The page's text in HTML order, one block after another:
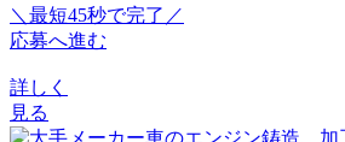
＼最短45秒で完了／
応募へ進む
詳しく
見る